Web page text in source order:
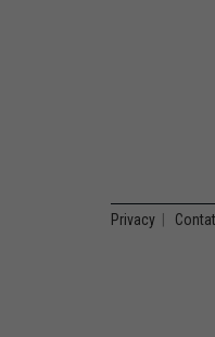
Privacy